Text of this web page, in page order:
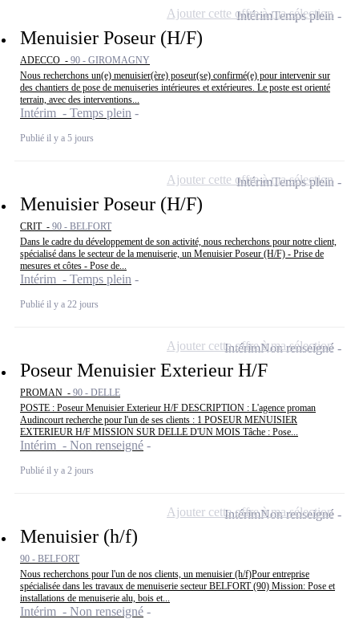
Menuisier Poseur (H/F)
ADECCO - 90 - GIROMAGNY
Nous recherchons un(e) menuisier(ère) poseur(se) confirmé(e) pour intervenir sur
des chantiers de pose de menuiseries intérieures et extérieures. Le poste est orienté
terrain, avec des interventions...
Intérim - Temps plein
Publié il y a 5 jours
IntérimTemps plein
Ajouter cette offre à ma sélection
Menuisier Poseur (H/F)
CRIT - 90 - BELFORT
Dans le cadre du développement de son activité, nous recherchons pour notre client,
spécialisé dans le secteur de la menuiserie, un Menuisier Poseur (H/F) - Prise de
mesures et côtes - Pose de...
Intérim - Temps plein
Publié il y a 22 jours
IntérimTemps plein
Ajouter cette offre à ma sélection
Poseur Menuisier Exterieur H/F
PROMAN - 90 - DELLE
POSTE : Poseur Menuisier Exterieur H/F DESCRIPTION : L'agence proman
Audincourt recherche pour l'un de ses clients : 1 POSEUR MENUISIER
EXTERIEUR H/F MISSION SUR DELLE D'UN MOIS Tâche : Pose...
Intérim - Non renseigné
Publié il y a 2 jours
IntérimNon renseigné
Ajouter cette offre à ma sélection
Menuisier (h/f)
90 - BELFORT
Nous recherchons pour l'un de nos clients, un menuisier (h/f)Pour entreprise
spécialisée dans les travaux de menuiserie secteur BELFORT (90) Mission: Pose et
installations de menuiserie alu, bois et...
Intérim - Non renseigné
IntérimNon renseigné
Ajouter cette offre à ma sélection